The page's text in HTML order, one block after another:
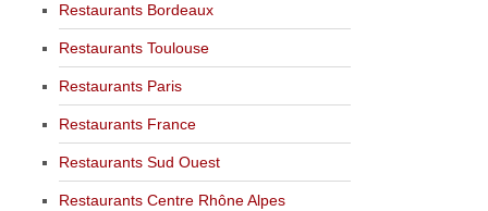
Restaurants Bordeaux
Restaurants Toulouse
Restaurants Paris
Restaurants France
Restaurants Sud Ouest
Restaurants Centre Rhône Alpes